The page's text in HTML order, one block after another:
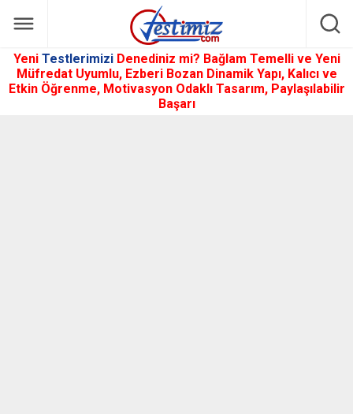
Yeni Testlerimizi Denediniz mi? Bağlam Temelli ve Yeni
Müfredat Uyumlu, Ezberi Bozan Dinamik Yapı, Kalıcı ve
Etkin Öğrenme, Motivasyon Odaklı Tasarım, Paylaşılabilir
Başarı